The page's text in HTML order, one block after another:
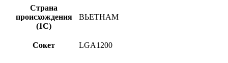
Страна
происхождения
(1С)
ВЬЕТНАМ
Сокет LGA1200